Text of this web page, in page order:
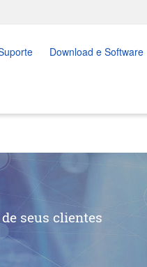
Download e Software
seus clientes